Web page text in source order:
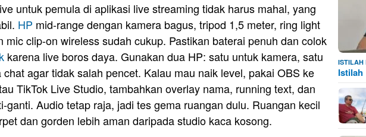
untuk pemula di aplikasi live streaming tidak harus mahal, yang
HP mid-range dengan kamera bagus, tripod 1,5 meter, ring light
mic clip-on wireless sudah cukup. Pastikan baterai penuh dan colok
karena live boros daya. Gunakan dua HP: satu untuk kamera, satu
chat agar tidak salah pencet. Kalau mau naik level, pakai OBS ke
TikTok Live Studio, tambahkan overlay nama, running text, dan
ganti. Audio tetap raja, jadi tes gema ruangan dulu. Ruangan kecil
dan gorden lebih aman daripada studio kaca kosong.
ISTILAH
Istilah